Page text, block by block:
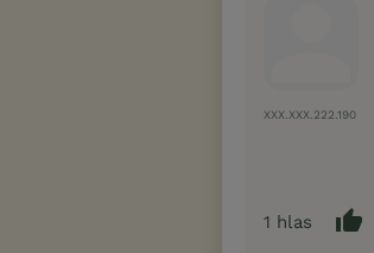
XXX.XXX.222.190
1 hlas